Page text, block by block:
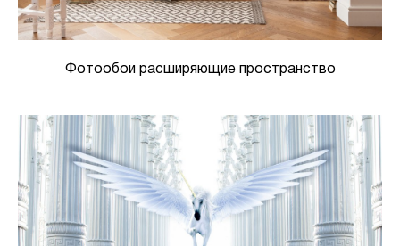
Фотообои расширяющие пространство